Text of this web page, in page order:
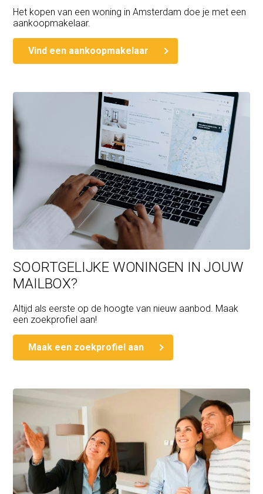
Het kopen van een woning in Amsterdam doe je met een
aankoopmakelaar.
Vind een aankoopmakelaar
SOORTGELIJKE WONINGEN IN JOUW
MAILBOX?
Altijd als eerste op de hoogte van nieuw aanbod. Maak
een zoekprofiel aan!
Maak een zoekprofiel aan